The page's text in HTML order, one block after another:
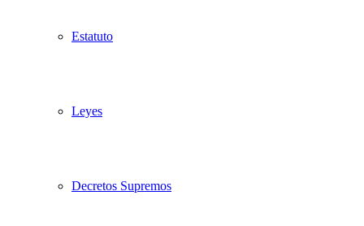
Estatuto
Leyes
Decretos Supremos